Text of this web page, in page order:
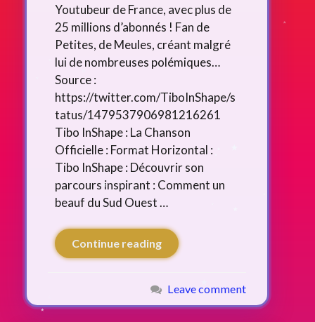
Youtubeur de France, avec plus de
25 millions d’abonnés ! Fan de
Petites, de Meules, créant malgré
lui de nombreuses polémiques…
Source :
https://twitter.com/TiboInShape/s
tatus/1479537906981216261
Tibo InShape : La Chanson
Officielle : Format Horizontal :
Tibo InShape : Découvrir son
parcours inspirant : Comment un
beauf du Sud Ouest …
Continue reading
Leave comment